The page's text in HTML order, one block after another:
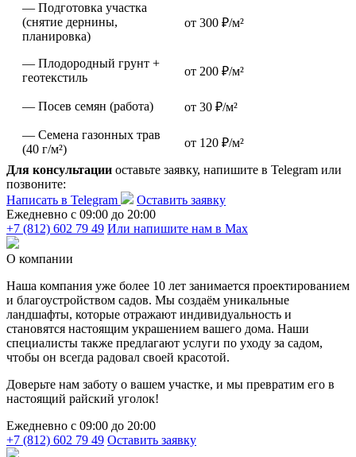
— Подготовка участка
(снятие дернины,
планировка)
от 300 ₽/м²
— Плодородный грунт +
геотекстиль
от 200 ₽/м²
— Посев семян (работа) от 30 ₽/м²
— Семена газонных трав
(40 г/м²)
от 120 ₽/м²
Для консультации оставьте заявку, напишите в Telegram или
позвоните:
Написать в Telegram
Оставить заявку
Ежедневно c 09:00 до 20:00
+7 (812) 602 79 49 Или напишите нам в Max
О компании
Наша компания уже более 10 лет занимается проектированием
и благоустройством садов. Мы создаём уникальные
ландшафты, которые отражают индивидуальность и
становятся настоящим украшением вашего дома. Наши
специалисты также предлагают услуги по уходу за садом,
чтобы он всегда радовал своей красотой.
Доверьте нам заботу о вашем участке, и мы превратим его в
настоящий райский уголок!
Ежедневно c 09:00 до 20:00
+7 (812) 602 79 49 Оставить заявку